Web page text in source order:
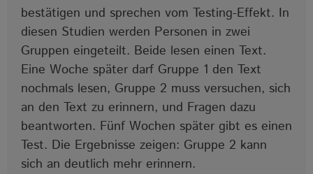
bestätigen und sprechen vom Testing-Effekt. In
diesen Studien werden Personen in zwei
Gruppen eingeteilt. Beide lesen einen Text.
Eine Woche später darf Gruppe 1 den Text
nochmals lesen, Gruppe 2 muss versuchen, sich
an den Text zu erinnern, und Fragen dazu
beantworten. Fünf Wochen später gibt es einen
Test. Die Ergebnisse zeigen: Gruppe 2 kann
sich an deutlich mehr erinnern.